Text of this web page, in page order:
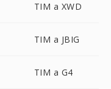
TIM a XWD
TIM a JBIG
TIM a G4